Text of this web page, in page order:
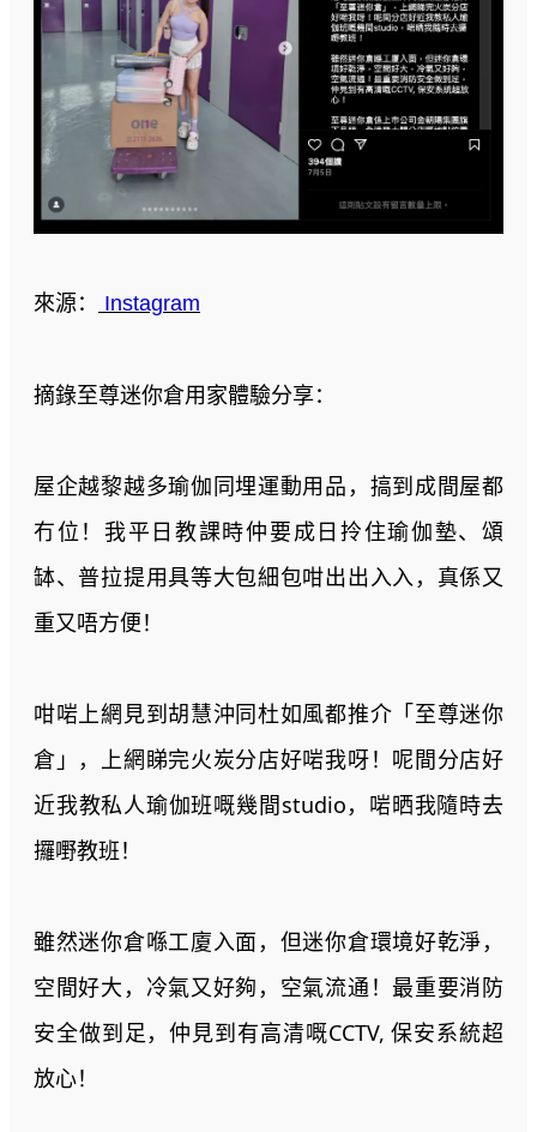
來源： Instagram
摘錄至尊迷你倉用家體驗分享：
屋企越黎越多瑜伽同埋運動用品，搞到成間屋都
冇位！我平日教課時仲要成日拎住瑜伽墊、頌
缽、普拉提用具等大包細包咁出出入入，真係又
重又唔方便！
咁啱上網見到胡慧沖同杜如風都推介「至尊迷你
倉」，上網睇完火炭分店好啱我呀！呢間分店好
近我教私人瑜伽班嘅幾間studio，啱晒我隨時去
攞嘢教班！
雖然迷你倉喺工廈入面，但迷你倉環境好乾淨，
空間好大，冷氣又好夠，空氣流通！最重要消防
安全做到足，仲見到有高清嘅CCTV, 保安系統超
放心！